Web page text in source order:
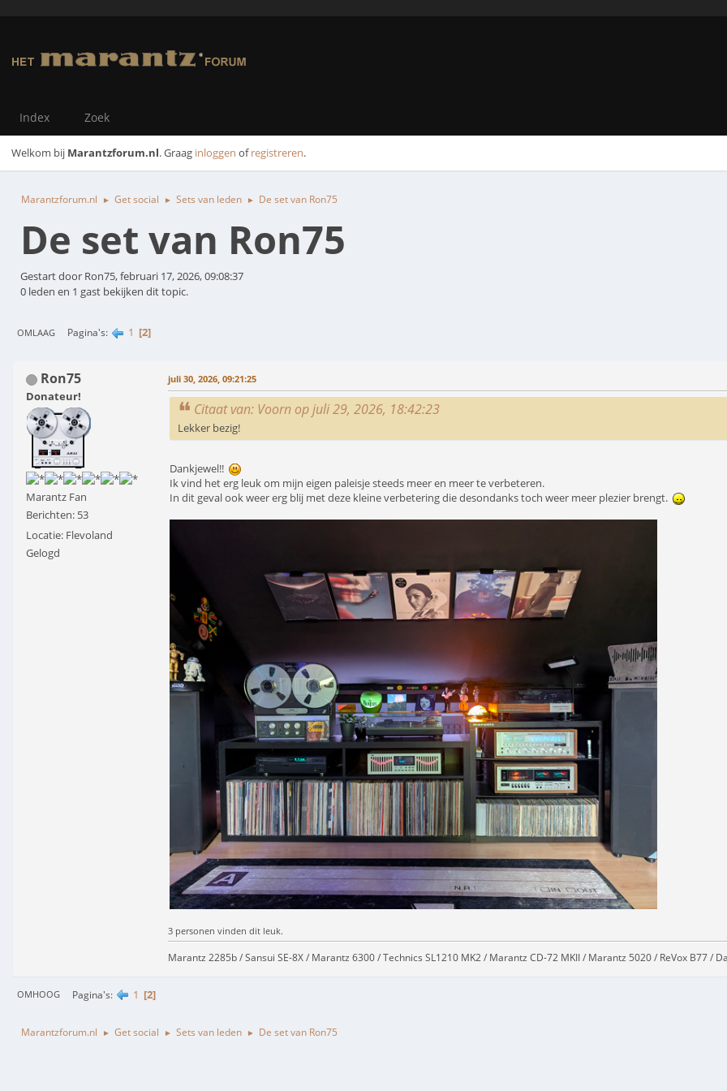
Index Zoek
Welkom bij Marantzforum.nl. Graag inloggen ofregistreren.
Marantzforum.nl ► Get social ► Sets van leden ► De set van Ron75
De set van Ron75
Gestart door Ron75, februari 17, 2026, 09:08:37
0 leden en 1 gast bekijken dit topic.
OMLAAG Pagina's 1 2
Ron75
Donateur!
Marantz Fan
Berichten: 53
Locatie: Flevoland
Gelogd
juli 30, 2026, 09:21:25
Citaat van: Voorn op juli 29, 2026, 18:42:23
Lekker bezig!
Dankjewel!!
Ik vind het erg leuk om mijn eigen paleisje steeds meer en meer te verbeteren.
In dit geval ook weer erg blij met deze kleine verbetering die desondanks toch weer meer plezier brengt.
3 personen vinden dit leuk.
Marantz 2285b / Sansui SE-8X / Marantz 6300 / Technics SL1210 MK2 / Marantz CD-72 MKII / Marantz 5020 / ReVox B77 /
OMHOOG Pagina's 1 2
Marantzforum.nl ► Get social ► Sets van leden ► De set van Ron75